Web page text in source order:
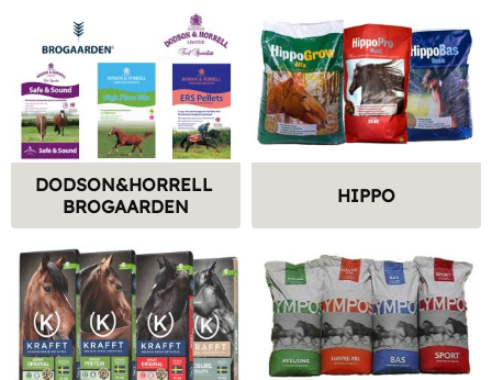
DODSON&HORRELL
BROGAARDEN
HIPPO